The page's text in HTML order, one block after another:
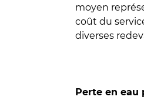
moyen
coût du
diverses
Perte en eau